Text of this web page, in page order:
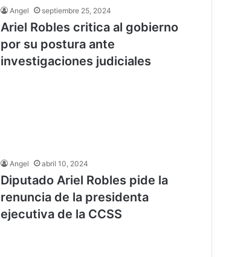
Angel septiembre 25, 2024
Ariel Robles critica al gobierno
por su postura ante
investigaciones judiciales
Angel abril 10, 2024
Diputado Ariel Robles pide la
renuncia de la presidenta
ejecutiva de la CCSS